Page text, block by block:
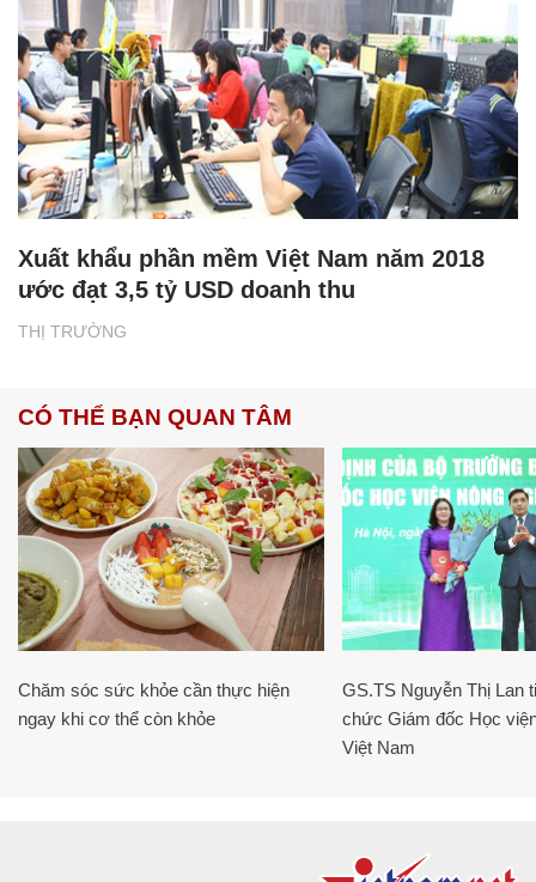
THỊ TRƯỜNG
Xuất khẩu phần mềm Việt Nam năm 2018
ước đạt 3,5 tỷ USD doanh thu
CÓ THỂ BẠN QUAN TÂM
Chăm sóc sức khỏe cần thực hiện
ngay khi cơ thể còn khỏe
GS.TS Nguyễn Thị Lan
chức Giám đốc Học
Việt Nam